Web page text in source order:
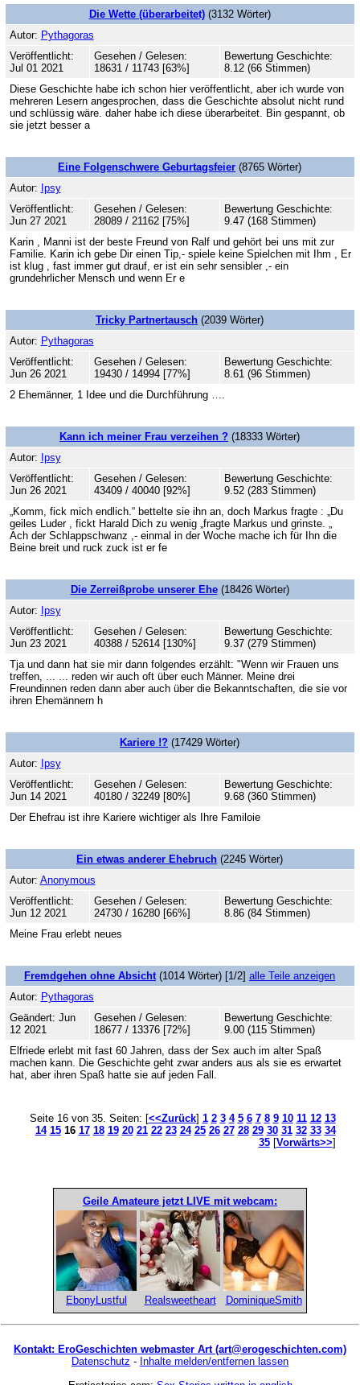
Die Wette (überarbeitet)(3132 Wörter)
Autor: Pythagoras
Veröffentlicht:
Jul 01 2021
Gesehen / Gelesen:
18631 / 11743 [63%]
Bewertung Geschichte:
8.12 (66 Stimmen)
Diese Geschichte habe ich schon hier veröffentlicht, aber ich wurde von
mehreren Lesern angesprochen, dass die Geschichte absolut nicht rund
und schlüssig wäre. daher habe ich diese überarbeitet. Bin gespannt, ob
sie jetzt besser a
Eine Folgenschwere Geburtagsfeier (8765 Wörter)
Autor: Ipsy
Veröffentlicht:
Jun 27 2021
Gesehen / Gelesen:
28089 / 21162 [75%]
Bewertung Geschichte:
9.47 (168 Stimmen)
Karin , Manni ist der beste Freund von Ralf und gehört bei uns mit zur
Familie. Karin ich gebe Dir einen Tip,- spiele keine Spielchen mit Ihm , Er
ist klug , fast immer gut drauf, er ist ein sehr sensibler ,- ein
grundehrlicher Mensch und wenn Er e
Tricky Partnertausch (2039 Wörter)
Autor: Pythagoras
Veröffentlicht:
Jun 26 2021
Gesehen / Gelesen:
19430 / 14994 [77%]
Bewertung Geschichte:
8.61 (96 Stimmen)
2 Ehemänner, 1 Idee und die Durchführung ….
Kann ich meiner Frau verzeihen ? (18333 Wörter)
Autor: Ipsy
Veröffentlicht:
Jun 26 2021
Gesehen / Gelesen:
43409 / 40040 [92%]
Bewertung Geschichte:
9.52 (283 Stimmen)
„Komm, fick mich endlich.“ bettelte sie ihn an, doch Markus fragte : „Du
geiles Luder , fickt Harald Dich zu wenig „fragte Markus und grinste. „
Ach der Schlappschwanz ,- einmal in der Woche mache ich für Ihn die
Beine breit und ruck zuck ist er fe
Die Zerreißprobe unserer Ehe(18426 Wörter)
Autor: Ipsy
Veröffentlicht:
Jun 23 2021
Gesehen / Gelesen:
40388 / 52614 [130%]
Bewertung Geschichte:
9.37 (279 Stimmen)
Tja und dann hat sie mir dann folgendes erzählt: "Wenn wir Frauen uns
treffen, ... ... reden wir auch oft über euch Männer. Meine drei
Freundinnen reden dann aber auch über die Bekanntschaften, die sie vor
ihren Ehemännern h
Kariere !? (17429 Wörter)
Autor: Ipsy
Veröffentlicht:
Jun 14 2021
Gesehen / Gelesen:
40180 / 32249 [80%]
Bewertung Geschichte:
9.68 (360 Stimmen)
Der Ehefrau ist ihre Kariere wichtiger als Ihre Familoie
Ein etwas anderer Ehebruch (2245 Wörter)
Autor: Anonymous
Veröffentlicht:
Jun 12 2021
Gesehen / Gelesen:
24730 / 16280 [66%]
Bewertung Geschichte:
8.86 (84 Stimmen)
Meine Frau erlebt neues
Fremdgehen ohne Absicht(1014 Wörter) [1/2] alle Teile anzeigen
Autor: Pythagoras
Geändert: Jun
12 2021
Gesehen / Gelesen:
18677 / 13376 [72%]
Bewertung Geschichte:
9.00 (115 Stimmen)
Elfriede erlebt mit fast 60 Jahren, dass der Sex auch im alter Spaß
machen kann. Die Geschichte geht zwar anders aus als sie es erwartet
hat, aber ihren Spaß hatte sie auf jeden Fall.
Seite 16 von 35. Seiten: [<<Zurück] 1 2 3 4 5 6 7 8 9 10 11 12 13
14 15 16 17 18 19 20 21 22 23 24 25 26 27 28 29 30 31 32 33 34
35[Vorwärts>>]
Geile Amateure jetzt LIVE mit webcam:
EbonyLustful Realsweetheart DominiqueSmith
Kontakt: EroGeschichten webmaster Art (art@erogeschichten.com)
Datenschutz - Inhalte melden/entfernen lassen